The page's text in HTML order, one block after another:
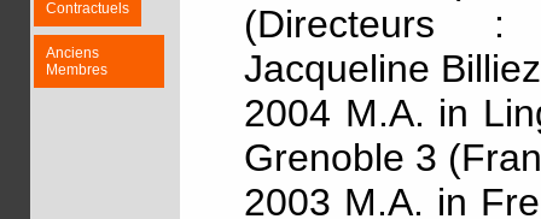
Contractuels
Anciens
Membres
(Directeurs :
Jacqueline
2004 M.A. in
Grenoble 3
2003 M.A. in